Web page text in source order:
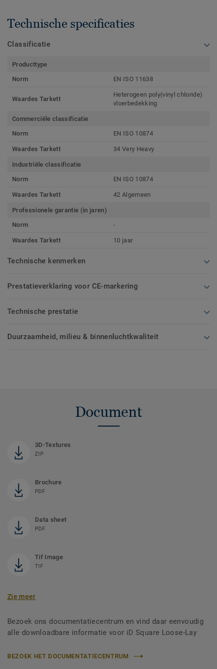
Technische specificaties
Classificatie
Producttype
Norm
EN ISO 11638
Waardes Tarkett
Heterogeen poly(vinyl chloride)
vloerbedekking
Commerciële classificatie
Norm
EN ISO 10874
Waardes Tarkett 34 Very Heavy
Industriële classificatie
Norm
EN ISO 10874
Waardes Tarkett 42 Algemeen
Professionele garantie (in jaren)
Norm
-
Waardes Tarkett 10 jaar
Technische kenmerken
Prestatieverklaring voor CE-markering
Technische prestatie
Duurzaamheid, milieu & binnenluchtkwaliteit
Document
3D-Textures
ZIP
Brochure
PDF
Data sheet
PDF
Tif Image
TIF
Zie meer
Bezoek ons documentatiecentrum en vind daar eenvoudig
alle downloadbare informatie voor iD Square Loose-Lay
BEZOEK HET DOCUMENTATIECENTRUM